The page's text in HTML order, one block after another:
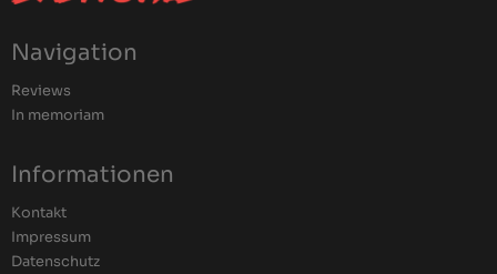
Navigation
Reviews
In memoriam
Informationen
Kontakt
Impressum
Datenschutz